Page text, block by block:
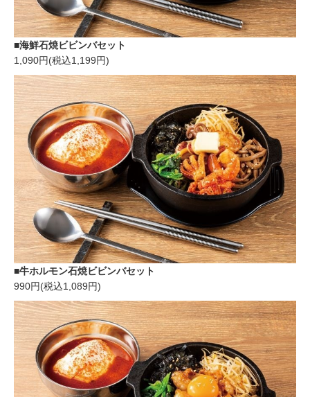
■海鮮石焼ビビンバセット
1,090円(税込1,199円)
■牛ホルモン石焼ビビンバセット
990円(税込1,089円)